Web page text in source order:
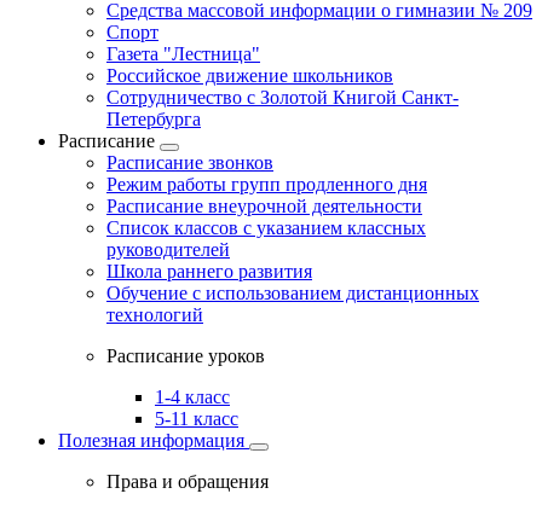
Средства массовой информации о гимназии № 209
Спорт
Газета "Лестница"
Российское движение школьников
Сотрудничество с Золотой Книгой Санкт-
Петербурга
Расписание
Расписание звонков
Режим работы групп продленного дня
Расписание внеурочной деятельности
Список классов с указанием классных
руководителей
Школа раннего развития
Обучение с использованием дистанционных
технологий
Расписание уроков
1-4 класс
5-11 класс
Полезная информация
Права и обращения